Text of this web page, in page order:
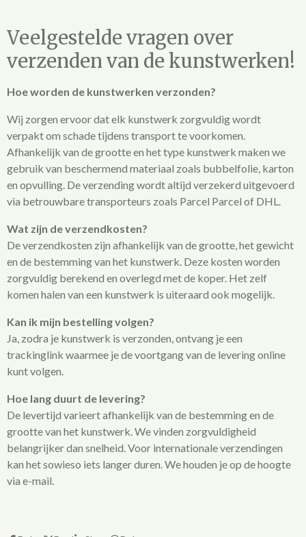
Veelgestelde vragen over
verzenden van de kunstwerken!
Hoe worden de kunstwerken verzonden?
Wij zorgen ervoor dat elk kunstwerk zorgvuldig wordt
verpakt om schade tijdens transport te voorkomen.
Afhankelijk van de grootte en het type kunstwerk maken we
gebruik van beschermend materiaal zoals bubbelfolie, karton
en opvulling. De verzending wordt altijd verzekerd uitgevoerd
via betrouwbare transporteurs zoals Parcel Parcel of DHL.
Wat zijn de verzendkosten?
De verzendkosten zijn afhankelijk van de grootte, het gewicht
en de bestemming van het kunstwerk. Deze kosten worden
zorgvuldig berekend en overlegd met de koper. Het zelf
komen halen van een kunstwerk is uiteraard ook mogelijk.
Kan ik mijn bestelling volgen?
Ja, zodra je kunstwerk is verzonden, ontvang je een
trackinglink waarmee je de voortgang van de levering online
kunt volgen.
Hoe lang duurt de levering?
De levertijd varieert afhankelijk van de bestemming en de
grootte van het kunstwerk. We vinden zorgvuldigheid
belangrijker dan snelheid. Voor internationale verzendingen
kan het sowieso iets langer duren. We houden je op de hoogte
via e-mail.